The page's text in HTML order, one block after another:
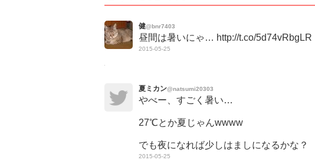
健@bnr7403
昼間は暑いにゃ… http://t.co/5d74vRbgLR
2015-05-25
夏ミカン@natsumi20303
やべー、すごく暑い…
27℃とか夏じゃんwwww
でも夜になれば少しはましになるかな？
2015-05-25